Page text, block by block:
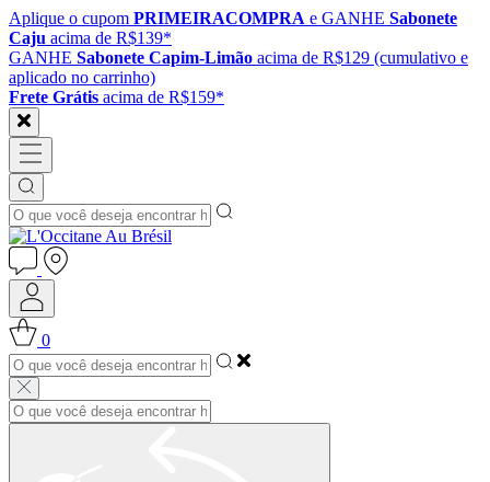
Aplique o cupom PRIMEIRACOMPRA e GANHE Sabonete
Caju acima de R$139*
GANHE Sabonete Capim-Limão acima de R$129 (cumulativo e
aplicado no carrinho)
Frete Grátis acima de R$159*
0